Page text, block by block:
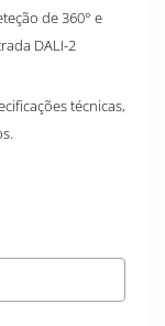
de 360° e
DALI-2
técnicas,